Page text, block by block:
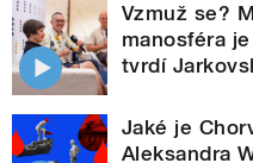
Vzmuž se?
manosféra
tvrdí
Jaké je
Aleksandra